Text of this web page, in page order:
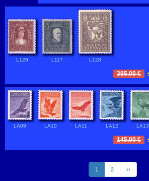
L129 L117 L128
395.00 €
LA09 LA10 LA11 LA12 LA13
145.00 €
1 2 ››